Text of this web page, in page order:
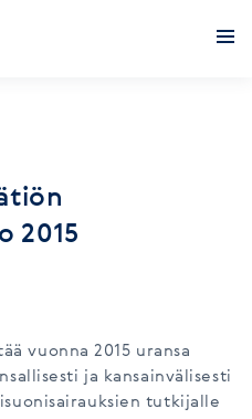
2015
vuonna 2015 uransa
ja kansainvälisesti
tutkijalle